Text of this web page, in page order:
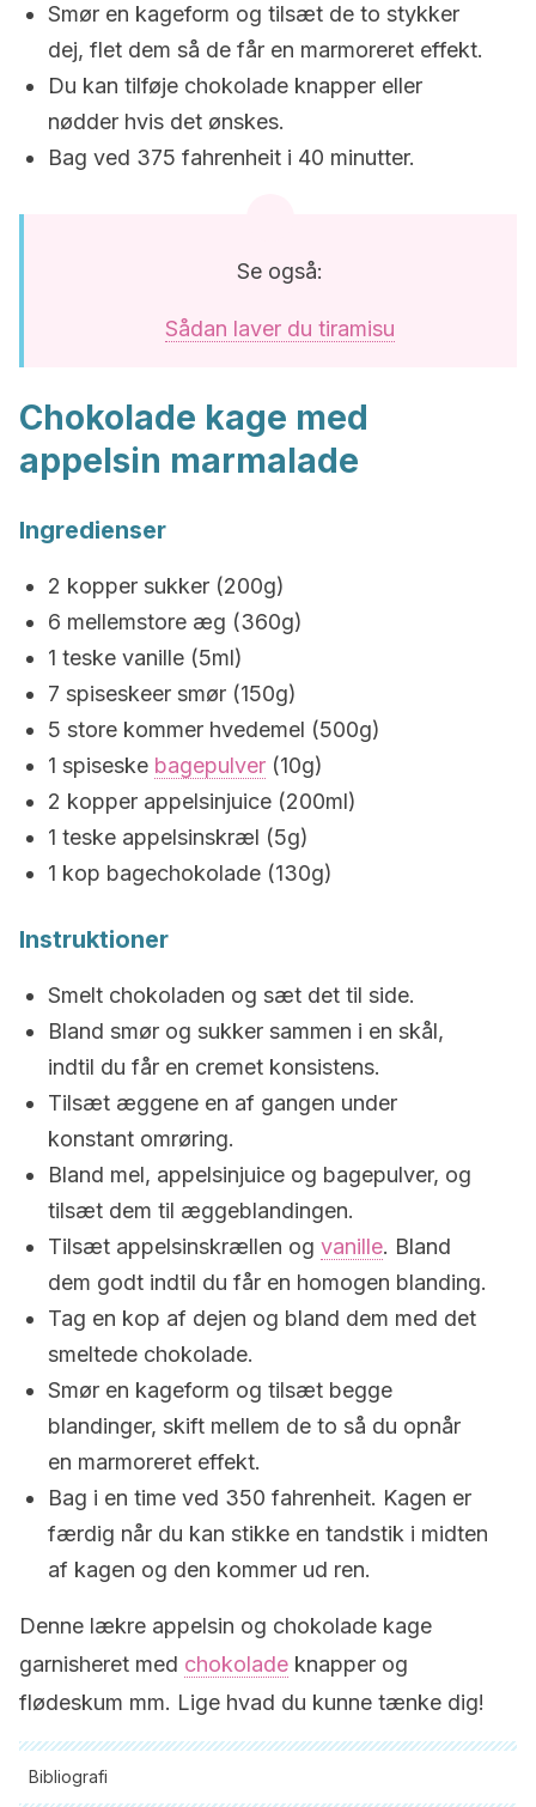
Smør en kageform og tilsæt de to stykker
dej, flet dem så de får en marmoreret effekt.
Du kan tilføje chokolade knapper eller
nødder hvis det ønskes.
Bag ved 375 fahrenheit i 40 minutter.
Se også:
Sådan laver du tiramisu
Chokolade kage med
appelsin marmalade
Ingredienser
2 kopper sukker (200g)
6 mellemstore æg (360g)
1 teske vanille (5ml)
7 spiseskeer smør (150g)
5 store kommer hvedemel (500g)
1 spiseske bagepulver (10g)
2 kopper appelsinjuice (200ml)
1 teske appelsinskræl (5g)
1 kop bagechokolade (130g)
Instruktioner
Smelt chokoladen og sæt det til side.
Bland smør og sukker sammen i en skål,
indtil du får en cremet konsistens.
Tilsæt æggene en af gangen under
konstant omrøring.
Bland mel, appelsinjuice og bagepulver, og
tilsæt dem til æggeblandingen.
Tilsæt appelsinskrællen og vanille. Bland
dem godt indtil du får en homogen blanding.
Tag en kop af dejen og bland dem med det
smeltede chokolade.
Smør en kageform og tilsæt begge
blandinger, skift mellem de to så du opnår
en marmoreret effekt.
Bag i en time ved 350 fahrenheit. Kagen er
færdig når du kan stikke en tandstik i midten
af kagen og den kommer ud ren.
Denne lækre appelsin og chokolade kage
garnisheret med chokolade knapper og
flødeskum mm. Lige hvad du kunne tænke dig!
Bibliografi